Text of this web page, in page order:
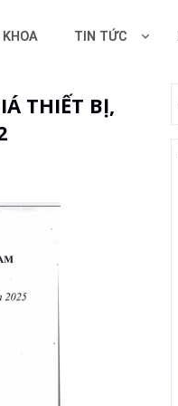
KHOA TIN TỨC
THIẾT BỊ,